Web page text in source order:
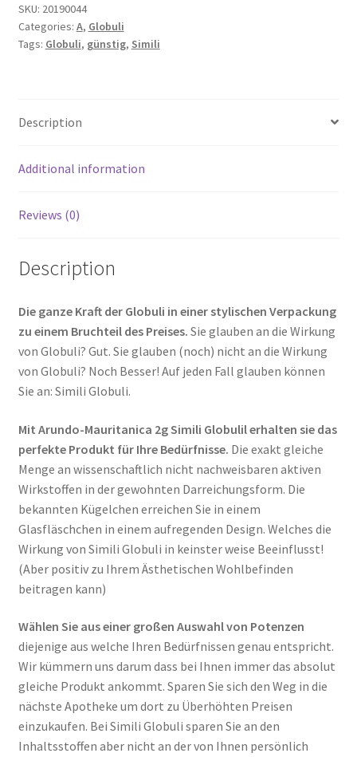
SKU: 20190044
Categories: A, Globuli
Tags: Globuli, günstig, Simili
Description
Additional information
Reviews (0)
Description
Die ganze Kraft der Globuli in einer stylischen Verpackung
zu einem Bruchteil des Preises. Sie glauben an die Wirkung
von Globuli? Gut. Sie glauben (noch) nicht an die Wirkung
von Globuli? Noch Besser! Auf jeden Fall glauben können
Sie an: Simili Globuli.
Mit Arundo-Mauritanica 2g Simili Globulil erhalten sie das
perfekte Produkt für Ihre Bedürfnisse. Die exakt gleiche
Menge an wissenschaftlich nicht nachweisbaren aktiven
Wirkstoffen in der gewohnten Darreichungsform. Die
bekannten Kügelchen erreichen Sie in einem
Glasfläschchen in einem aufregenden Design. Welches die
Wirkung von Simili Globuli in keinster weise Beeinflusst!
(Aber positiv zu Ihrem Ästhetischen Wohlbefinden
beitragen kann)
Wählen Sie aus einer großen Auswahl von Potenzen
diejenige aus welche Ihren Bedürfnissen genau entspricht.
Wir kümmern uns darum dass bei Ihnen immer das absolut
gleiche Produkt ankommt. Sparen Sie sich den Weg in die
nächste Apotheke um dort zu Überhöhten Preisen
einzukaufen. Bei Simili Globuli sparen Sie an den
Inhaltsstoffen aber nicht an der von Ihnen persönlich